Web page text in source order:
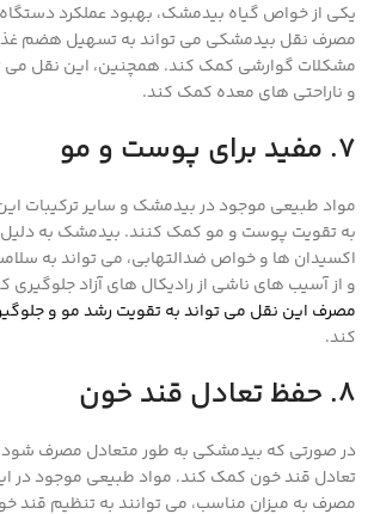
یکی از خواص گیاه بیدمشک، بهبود عملکرد
مصرف نقل بیدمشکی می تواند به تسهیل هضم
مشکلات گوارشی کمک کند. همچنین، این نقل می
و ناراحتی های معده کمک کند.
7. مفید برای پوست و مو
مواد طبیعی موجود در بیدمشک و سایر ترکیبات
به تقویت پوست و مو کمک کنند. بیدمشک به
اکسیدان ها و خواص ضدالتهابی، می تواند به
و از آسیب های ناشی از رادیکال های آزاد جلوگیری
مصرف این نقل می تواند به تقویت رشد مو و
کند.
8. حفظ تعادل قند خون
در صورتی که بیدمشکی به طور متعادل مصرف
تعادل قند خون کمک کند. مواد طبیعی موجود در
مصرف به میزان مناسب، می توانند به تنظیم قند